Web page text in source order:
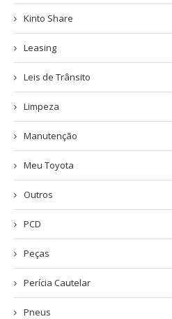
Kinto Share
Leasing
Leis de Trânsito
Limpeza
Manutenção
Meu Toyota
Outros
PCD
Peças
Perícia Cautelar
Pneus